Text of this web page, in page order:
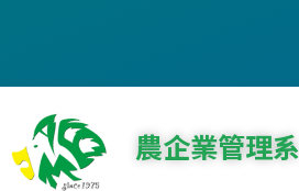
農企業管理系